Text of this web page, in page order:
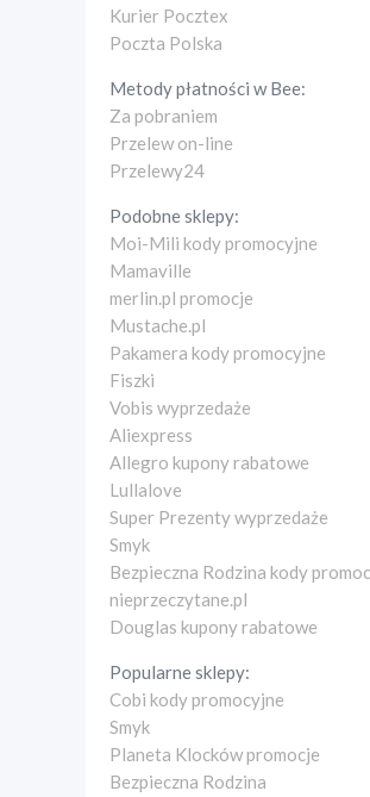
Kurier Pocztex
Poczta Polska
Metody płatności wBee:
Za pobraniem
Przelew on-line
Przelewy24
Podobne sklepy:
Moi-Mili kody promocyjne
Mamaville
merlin.pl promocje
Mustache.pl
Pakamera kody promocyjne
Fiszki
Vobis wyprzedaże
Aliexpress
Allegro kupony rabatowe
Lullalove
Super Prezenty wyprzedaże
Smyk
Bezpieczna Rodzina kody
nieprzeczytane.pl
Douglas kupony rabatowe
Popularne sklepy:
Cobi kody promocyjne
Smyk
Planeta Klocków promocje
Bezpieczna Rodzina